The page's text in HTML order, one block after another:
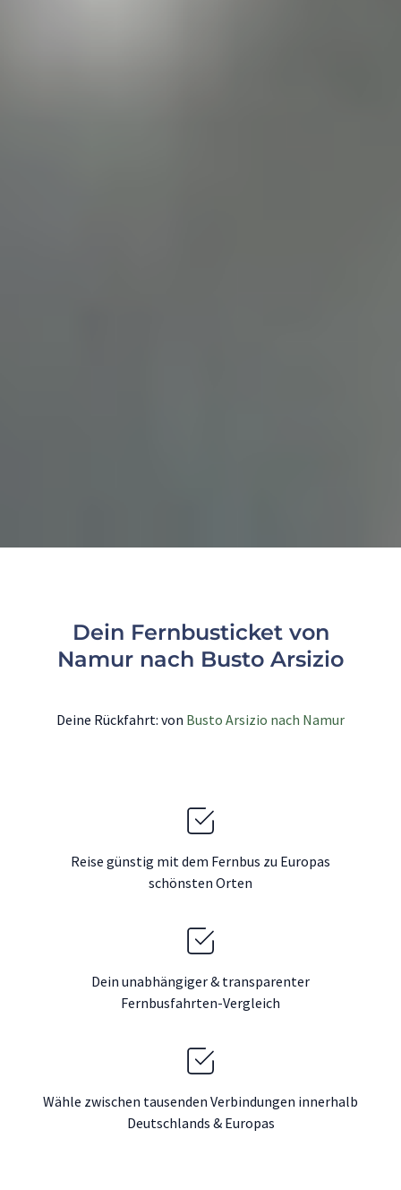
Dein Fernbusticket von
Namur nach Busto Arsizio
Deine Rückfahrt: von Busto Arsizio nach Namur
Reise günstig mit dem Fernbus zu Europas
schönsten Orten
Dein unabhängiger & transparenter
Fernbusfahrten-Vergleich
Wähle zwischen tausenden Verbindungen innerhalb
Deutschlands & Europas